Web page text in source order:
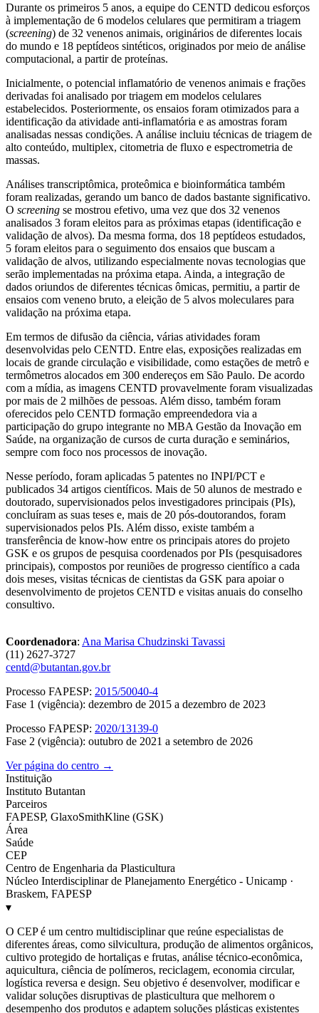
Durante os primeiros 5 anos, a equipe do CENTD dedicou esforços
à implementação de 6 modelos celulares que permitiram a triagem
(screening) de 32 venenos animais, originários de diferentes locais
do mundo e 18 peptídeos sintéticos, originados por meio de análise
computacional, a partir de proteínas.
Inicialmente, o potencial inflamatório de venenos animais e frações
derivadas foi analisado por triagem em modelos celulares
estabelecidos. Posteriormente, os ensaios foram otimizados para a
identificação da atividade anti-inflamatória e as amostras foram
analisadas nessas condições. A análise incluiu técnicas de triagem de
alto conteúdo, multiplex, citometria de fluxo e espectrometria de
massas.
Análises transcriptômica, proteômica e bioinformática também
foram realizadas, gerando um banco de dados bastante significativo.
O screening se mostrou efetivo, uma vez que dos 32 venenos
analisados 3 foram eleitos para as próximas etapas (identificação e
validação de alvos). Da mesma forma, dos 18 peptídeos estudados,
5 foram eleitos para o seguimento dos ensaios que buscam a
validação de alvos, utilizando especialmente novas tecnologias que
serão implementadas na próxima etapa. Ainda, a integração de
dados oriundos de diferentes técnicas ômicas, permitiu, a partir de
ensaios com veneno bruto, a eleição de 5 alvos moleculares para
validação na próxima etapa.
Em termos de difusão da ciência, várias atividades foram
desenvolvidas pelo CENTD. Entre elas, exposições realizadas em
locais de grande circulação e visibilidade, como estações de metrô e
termômetros alocados em 300 endereços em São Paulo. De acordo
com a mídia, as imagens CENTD provavelmente foram visualizadas
por mais de 2 milhões de pessoas. Além disso, também foram
oferecidos pelo CENTD formação empreendedora via a
participação do grupo integrante no MBA Gestão da Inovação em
Saúde, na organização de cursos de curta duração e seminários,
sempre com foco nos processos de inovação.
Nesse período, foram aplicadas 5 patentes no INPI/PCT e
publicados 34 artigos científicos. Mais de 50 alunos de mestrado e
doutorado, supervisionados pelos investigadores principais (PIs),
concluíram as suas teses e, mais de 20 pós-doutorandos, foram
supervisionados pelos PIs. Além disso, existe também a
transferência de know-how entre os principais atores do projeto
GSK e os grupos de pesquisa coordenados por PIs (pesquisadores
principais), compostos por reuniões de progresso científico a cada
dois meses, visitas técnicas de cientistas da GSK para apoiar o
desenvolvimento de projetos CENTD e visitas anuais do conselho
consultivo.
Coordenadora: Ana Marisa Chudzinski Tavassi
(11) 2627-3727
centd@butantan.gov.br
Processo FAPESP: 2015/50040-4
Fase 1 (vigência): dezembro de 2015 a dezembro de 2023
Processo FAPESP: 2020/13139-0
Fase 2 (vigência): outubro de 2021 a setembro de 2026
Ver página do centro →
Instituição
Instituto Butantan
Parceiros
FAPESP, GlaxoSmithKline (GSK)
Área
Saúde
CEP
Centro de Engenharia da Plasticultura
Núcleo Interdisciplinar de Planejamento Energético - Unicamp ·
Braskem, FAPESP
▾
O CEP é um centro multidisciplinar que reúne especialistas de
diferentes áreas, como silvicultura, produção de alimentos orgânicos,
cultivo protegido de hortaliças e frutas, análise técnico-econômica,
aquicultura, ciência de polímeros, reciclagem, economia circular,
logística reversa e design. Seu objetivo é desenvolver, modificar e
validar soluções disruptivas de plasticultura que melhorem o
desempenho dos produtos e adaptem soluções plásticas existentes